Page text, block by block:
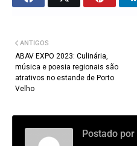
ANTIGOS
ABAV EXPO 2023: Culinária,
música e poesia regionais são
atrativos no estande de Porto
Velho
Postado por